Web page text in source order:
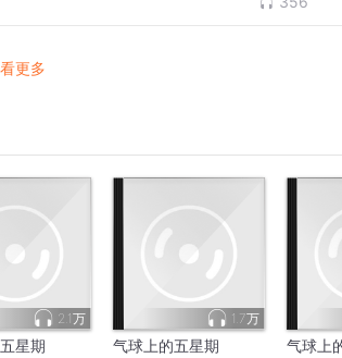
更多
2.1万
星期
1.7万
气球上的五星期
气球上